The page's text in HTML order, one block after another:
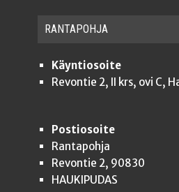
RAN­TA­POH­JA
Käyntiosoite
Revontie 2, II krs, ovi C,
Postiosoite
Rantapohja
Revontie 2, 90830
HAUKIPUDAS